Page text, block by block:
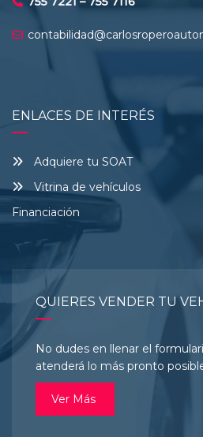
ENLACES DE INTERÉS
Adquiere tu SOAT
Vitrina de vehículos
Financiación
QUIERES VENDER TU
No dudes en llenar el
atenderá lo más pronto
Ver Más